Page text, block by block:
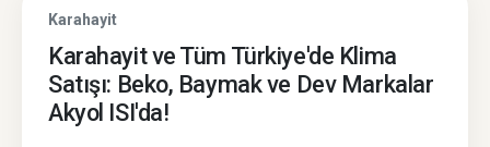
Karahayit
Karahayit ve Tüm Türkiye'de Klima
Satışı: Beko, Baymak ve Dev Markalar
Akyol ISI'da!